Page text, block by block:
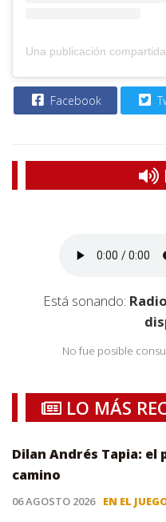
Facebook
Está sonando:
No fue posible
LO MÁS
Dilan Andrés Tapia:
camino
06 AGOSTO 2026 EN EL